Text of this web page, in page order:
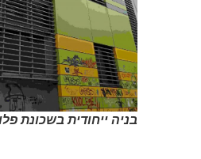
בניה ייחודית בשכונת